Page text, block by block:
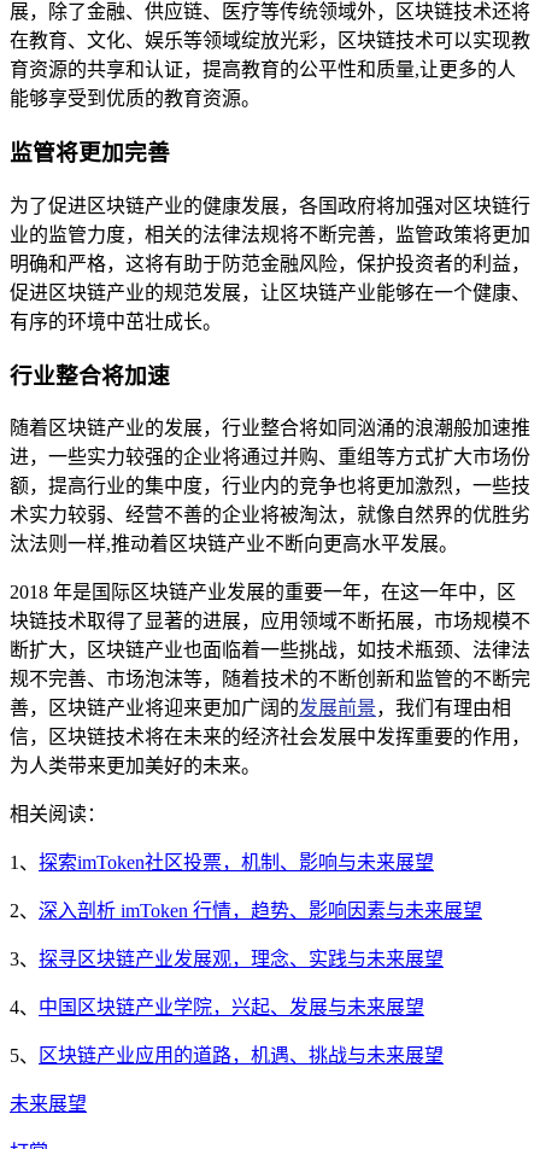
展，除了金融、供应链、医疗等传统领域外，区块链技术还将
在教育、文化、娱乐等领域绽放光彩，区块链技术可以实现教
育资源的共享和认证，提高教育的公平性和质量,让更多的人
能够享受到优质的教育资源。
监管将更加完善
为了促进区块链产业的健康发展，各国政府将加强对区块链行
业的监管力度，相关的法律法规将不断完善，监管政策将更加
明确和严格，这将有助于防范金融风险，保护投资者的利益，
促进区块链产业的规范发展，让区块链产业能够在一个健康、
有序的环境中茁壮成长。
行业整合将加速
随着区块链产业的发展，行业整合将如同汹涌的浪潮般加速推
进，一些实力较强的企业将通过并购、重组等方式扩大市场份
额，提高行业的集中度，行业内的竞争也将更加激烈，一些技
术实力较弱、经营不善的企业将被淘汰，就像自然界的优胜劣
汰法则一样,推动着区块链产业不断向更高水平发展。
2018 年是国际区块链产业发展的重要一年，在这一年中，区
块链技术取得了显著的进展，应用领域不断拓展，市场规模不
断扩大，区块链产业也面临着一些挑战，如技术瓶颈、法律法
规不完善、市场泡沫等，随着技术的不断创新和监管的不断完
善，区块链产业将迎来更加广阔的发展前景，我们有理由相
信，区块链技术将在未来的经济社会发展中发挥重要的作用，
为人类带来更加美好的未来。
相关阅读：
1、 探索imToken社区投票，机制、影响与未来展望
2、 深入剖析 imToken 行情，趋势、影响因素与未来展望
3、 探寻区块链产业发展观，理念、实践与未来展望
4、 中国区块链产业学院，兴起、发展与未来展望
5、 区块链产业应用的道路，机遇、挑战与未来展望
未来展望